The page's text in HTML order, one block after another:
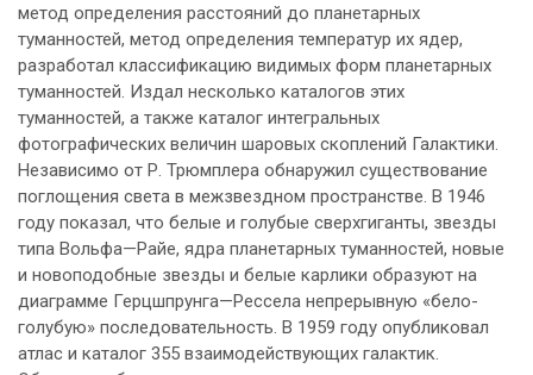
метод определения расстояний до планетарных
туманностей, метод определения температур их ядер,
разработал классификацию видимых форм планетарных
туманностей. Издал несколько каталогов этих
туманностей, а также каталог интегральных
фотографических величин шаровых скоплений Галактики.
Независимо от Р. Трюмплера обнаружил существование
поглощения света в межзвездном пространстве. В 1946
году показал, что белые и голубые сверхгиганты, звезды
типа Вольфа—Райе, ядра планетарных туманностей, новые
и новоподобные звезды и белые карлики образуют на
диаграмме Герцшпрунга—Рессела непрерывную «бело-
голубую» последовательность. В 1959 году опубликовал
атлас и каталог 355 взаимодействующих галактик.